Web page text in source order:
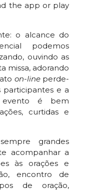
the app or play
o alcance do
podemos
ouvindo as
missa, adorando
on-line perde-
participantes e a
evento é bem
curtidas e
grandes
acompanhar a
às orações e
encontro de
de oração,